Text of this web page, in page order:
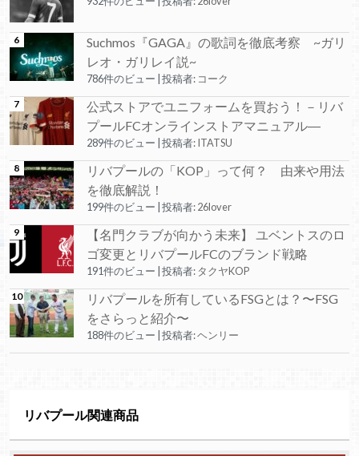
Suchmos『GAGA』の歌詞を徹底考察 ~ガリ
レオ・ガリレイ説~
786件のビュー 投稿者: コーク
公式ストアでユニフォームを買おう！－リバ
プールFCオンラインストアマニュアル―
289件のビュー 投稿者:ITATSU
リバプールの「KOP」って何？ 由来や用法
を徹底解説！
199件のビュー 投稿者:26lover
【名門クラブが向かう未来】 ユベントスのロ
ゴ変更とリバプールFCのブランド戦略
191件のビュー 投稿者: タクヤKOP
リバプールを所有しているFSGとは？〜FSG
をさらっと紹介〜
188件のビュー 投稿者:ヘンリー
リバプール関連商品